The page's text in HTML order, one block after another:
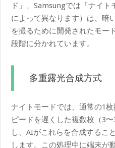
ド」、Samsungでは「ナイ
によって異なります）は、暗
を撮るために開発されたモー
段階に分かれています。
多重露光合成方式
ナイトモードでは、通常の1
ピードを遅くした複数枚（3
し、AIがこれらを合成するこ
します。この処理中に端末が